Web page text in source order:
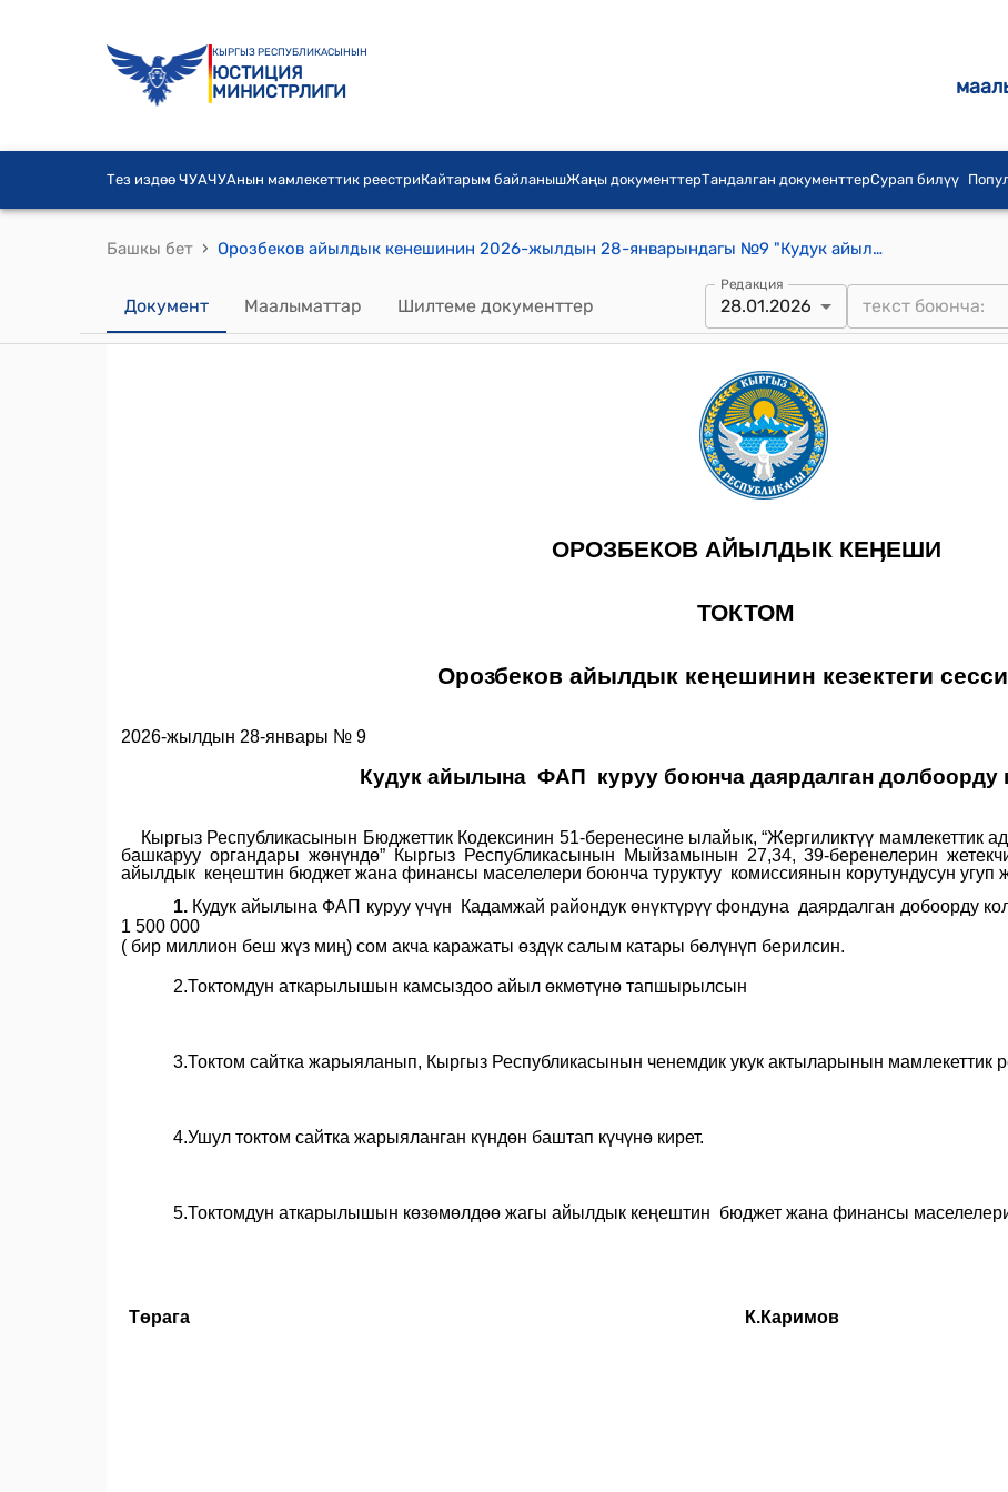
КЫРГЫЗ РЕСПУБЛИКАСЫНЫН
ЮСТИЦИЯ
МИНИСТРЛИГИ
Тез издөө ЧУАЧУАнын мамлекеттик реестриКайтарым байланышЖаңы документтерТандалган документтерСурап билүү
Башкы бет › Орозбеков айылдык кенешинин 2026-жылдын 28-январындагы №9 "Кудук айылына ФАП куруу боюнча даярдалган долбоорду колдоо жөнүндө" токтому
Документ Маалыматтар Шилтеме документтер
Редакция
28.01.2026